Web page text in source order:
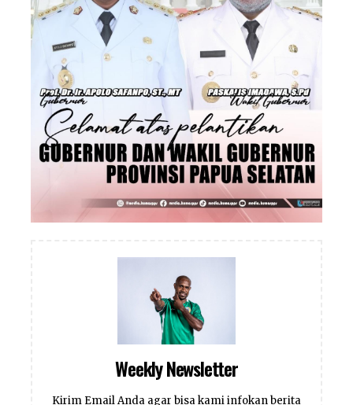
Weekly Newsletter
Kirim Email Anda agar bisa kami infokan berita